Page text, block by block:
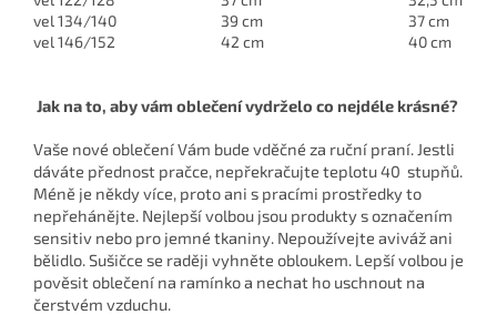
vel 134/140
39 cm
37 cm
vel 146/152
42 cm 40 cm
Jak na to, aby vám oblečení vydrželo co nejdéle krásné?
Vaše nové oblečení Vám bude vděčné za ruční praní. Jestli
dáváte přednost pračce, nepřekračujte teplotu 40 stupňů.
Méně je někdy více, proto ani s pracími prostředky to
nepřehánějte. Nejlepší volbou jsou produkty s označením
sensitiv nebo pro jemné tkaniny. Nepoužívejte aviváž ani
bělidlo. Sušičce se raději vyhněte obloukem. Lepší volbou je
pověsit oblečení na ramínko a nechat ho uschnout na
čerstvém vzduchu.